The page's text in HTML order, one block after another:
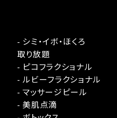
- シミ・イボ・ほくろ
取り放題
- ピコフラクショナル
- ルビーフラクショナル
- マッサージピール
- 美肌点滴